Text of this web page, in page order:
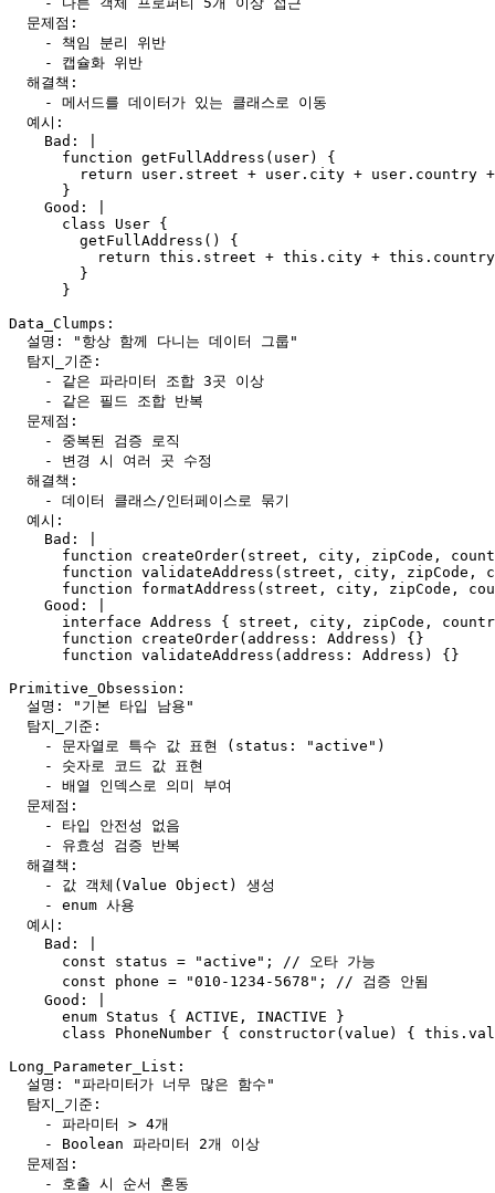
  문제점:
    - 책임 분리 위반
    - 캡슐화 위반
  해결책:
    - 메서드를 데이터가 있는 클래스로 이동
  예시:
    Bad: |
      function getFullAddress(user) {
return user.street + user.city + user.country
      }
    Good: |
      class User {
        getFullAddress() {
return this.street + this.city +
        }
      }
Data_Clumps:
  설명: "항상 함께 다니는 데이터 그룹"
  탐지_기준:
    - 같은 파라미터 조합 3곳 이상
    - 같은 필드 조합 반복
  문제점:
    - 중복된 검증 로직
    - 변경 시 여러 곳 수정
  해결책:
    - 데이터 클래스/인터페이스로 묶기
  예시:
    Bad: |
function createOrder(street, city, zipCode,
function validateAddress(street, city, zipCode,
function formatAddress(street, city, zipCode,
    Good: |
interface Address { street, city, zipCode,
      function createOrder(address: Address) {}
      function validateAddress(address: Address) {}
Primitive_Obsession:
  설명: "기본 타입 남용"
  탐지_기준:
    - 문자열로 특수 값 표현 (status: "active")
    - 숫자로 코드 값 표현
    - 배열 인덱스로 의미 부여
  문제점:
    - 타입 안전성 없음
    - 유효성 검증 반복
  해결책:
    - 값 객체(Value Object) 생성
    - enum 사용
  예시:
    Bad: |
      const status = "active"; // 오타 가능
      const phone = "010-1234-5678"; // 검증 안됨
    Good: |
      enum Status { ACTIVE, INACTIVE }
class PhoneNumber { constructor(value) {
Long_Parameter_List:
  설명: "파라미터가 너무 많은 함수"
  탐지_기준:
    - 파라미터 > 4개
    - Boolean 파라미터 2개 이상
  문제점:
    - 호출 시 순서 혼동